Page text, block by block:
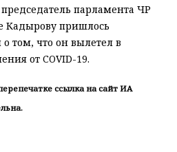
парламента ЧР
Кадырову пришлось
том, что он вылетел в
от COVID-19.
ссылка на сайт ИА